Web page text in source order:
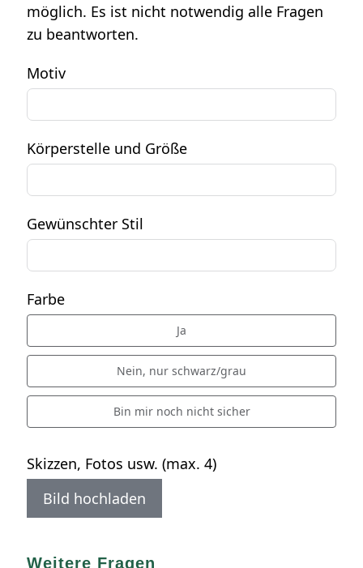
möglich. Es ist nicht notwendig alle Fragen
zu beantworten.
Motiv
Körperstelle und Größe
Gewünschter Stil
Farbe
Ja
Nein, nur schwarz/grau
Bin mir noch nicht sicher
Skizzen, Fotos usw. (max. 4)
Bild hochladen
Weitere Fragen